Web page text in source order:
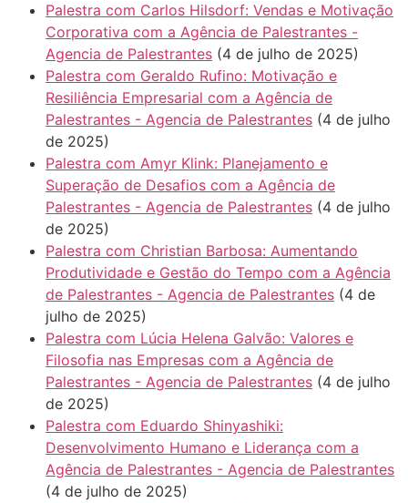
Palestra com Carlos Hilsdorf: Vendas e Motivação
Corporativa com a Agência de Palestrantes -
Agencia de Palestrantes (4 de julho de 2025)
Palestra com Geraldo Rufino: Motivação e
Resiliência Empresarial com a Agência de
Palestrantes - Agencia de Palestrantes (4 de julho
de 2025)
Palestra com Amyr Klink: Planejamento e
Superação de Desafios com a Agência de
Palestrantes - Agencia de Palestrantes (4 de julho
de 2025)
Palestra com Christian Barbosa: Aumentando
Produtividade e Gestão do Tempo com a Agência
de Palestrantes - Agencia de Palestrantes (4 de
julho de 2025)
Palestra com Lúcia Helena Galvão: Valores e
Filosofia nas Empresas com a Agência de
Palestrantes - Agencia de Palestrantes (4 de julho
de 2025)
Palestra com Eduardo Shinyashiki:
Desenvolvimento Humano e Liderança com a
Agência de Palestrantes - Agencia de Palestrantes
(4 de julho de 2025)